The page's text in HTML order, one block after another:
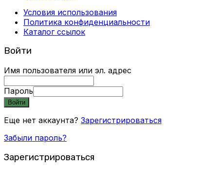
Условия использования
Политика конфиденциальности
Каталог ссылок
Войти
Имя пользователя или эл. адрес
Пароль
Войти
Еще нет аккаунта? Зарегистрироваться
Забыли пароль?
Зарегистрироваться